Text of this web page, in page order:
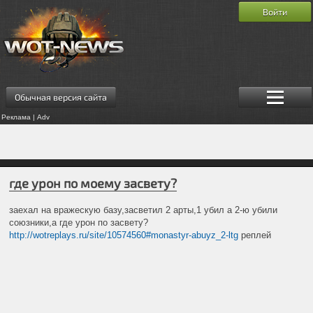
Обычная версия сайта
Реклама | Adv
Войти
где урон по моему засвету?
заехал на вражескую базу,засветил 2 арты,1 убил а 2-ю убили
союзники,а где урон по засвету?
http://wotreplays.ru/site/10574560#monastyr-abuyz_2-ltg реплей